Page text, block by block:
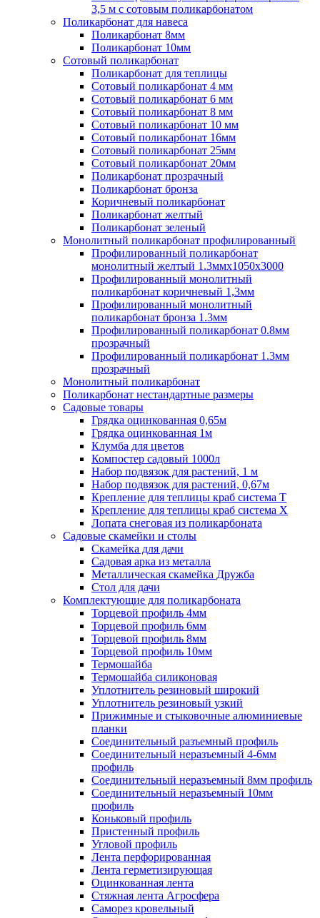
3,5 м с сотовым поликарбонатом
Поликарбонат для навеса
Поликарбонат 8мм
Поликарбонат 10мм
Сотовый поликарбонат
Поликарбонат для теплицы
Сотовый поликарбонат 4 мм
Сотовый поликарбонат 6 мм
Сотовый поликарбонат 8 мм
Сотовый поликарбонат 10 мм
Сотовый поликарбонат 16мм
Сотовый поликарбонат 25мм
Сотовый поликарбонат 20мм
Поликарбонат прозрачный
Поликарбонат бронза
Коричневый поликарбонат
Поликарбонат желтый
Поликарбонат зеленый
Монолитный поликарбонат профилированный
Профилированный поликарбонат
монолитный желтый 1.3ммх1050х3000
Профилированный монолитный
поликарбонат коричневый 1,3мм
Профилированный монолитный
поликарбонат бронза 1.3мм
Профилированный поликарбонат 0.8мм
прозрачный
Профилированный поликарбонат 1.3мм
прозрачный
Монолитный поликарбонат
Поликарбонат нестандартные размеры
Садовые товары
Грядка оцинкованная 0,65м
Грядка оцинкованная 1м
Клумба для цветов
Компостер садовый 1000л
Набор подвязок для растений, 1 м
Набор подвязок для растений, 0,67м
Крепление для теплицы краб система Т
Крепление для теплицы краб система Х
Лопата снеговая из поликарбоната
Садовые скамейки и столы
Скамейка для дачи
Садовая арка из металла
Металлическая скамейка Дружба
Стол для дачи
Комплектующие для поликарбоната
Торцевой профиль 4мм
Торцевой профиль 6мм
Торцевой профиль 8мм
Торцевой профиль 10мм
Термошайба
Термошайба силиконовая
Уплотнитель резиновый широкий
Уплотнитель резиновый узкий
Прижимные и стыковочные алюминиевые
планки
Соединительный разъемный профиль
Соединительный неразъемный 4-6мм
профиль
Соединительный неразъемный 8мм профиль
Соединительный неразъемный 10мм
профиль
Коньковый профиль
Пристенный профиль
Угловой профиль
Лента перфорированная
Лента герметизирующая
Оцинкованная лента
Стяжная лента Агросфера
Саморез кровельный